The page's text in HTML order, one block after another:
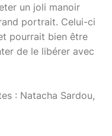
un joli manoir
portrait. Celui-ci
pourrait bien être
de le libérer avec
: Natacha Sardou,